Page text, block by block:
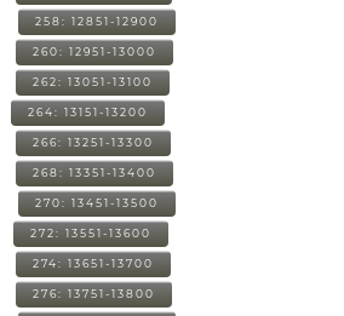
258: 12851-12900
260: 12951-13000
262: 13051-13100
264: 13151-13200
266: 13251-13300
268: 13351-13400
270: 13451-13500
272: 13551-13600
274: 13651-13700
276: 13751-13800